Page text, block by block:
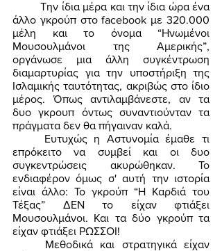
	Την ίδια μέρα και την ίδια ώρα ένα
άλλο γκρούπ στο facebook με 320.000
μέλη και το όνομα “Ηνωμένοι
Μουσουλμάνοι της Αμερικής”,
οργάνωσε μια άλλη συγκέντρωση
διαμαρτυρίας για την υποστήριξη της
Ισλαμικής ταυτότητας, ακριβώς στο ίδιο
μέρος. Όπως αντιλαμβάνεστε, αν τα
δυο γκρουπ όντως συναντιούνταν τα
πράγματα δεν θα πήγαιναν καλά.
επρόκειτο να συμβεί και οι δυο
συγκεντρώσεις ακυρώθηκαν. Το
ενδιαφέρον όμως σ' αυτή την ιστορία
είναι άλλο: Το γκρούπ “Η Καρδιά του
Τέξας” ΔΕΝ το είχαν φτιάξει
Μουσουλμάνοι. Και τα δύο γκρούπ τα
είχαν φτιάξει ΡΩΣΣΟΙ!